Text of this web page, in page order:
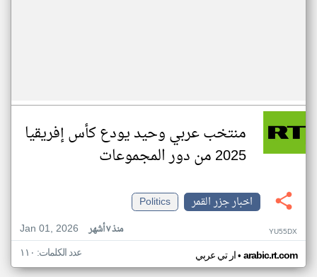
منتخب عربي وحيد يودع كأس إفريقيا
2025 من دور المجموعات
اخبار جزر القمر
Politics
Jan 01, 2026
منذ ٧ أشهر YU55DX
ار تي عربي• arabic.rt.com عدد الكلمات: ١١٠